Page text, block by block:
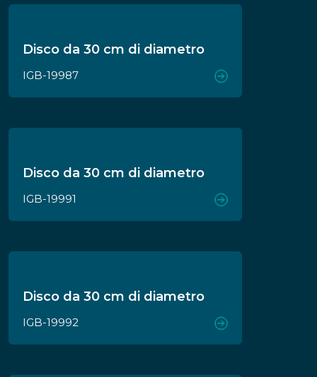
Disco da 30 cm di diametro
IGB-19987
Disco da 30 cm di diametro
IGB-19991
Disco da 30 cm di diametro
IGB-19992